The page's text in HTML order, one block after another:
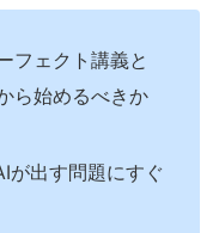
フェクト講義と
ら始めるべきか
が出す問題にすぐ